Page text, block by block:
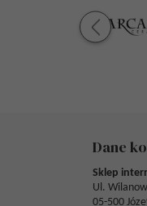
Dane
Sklep
Ul.
05-500